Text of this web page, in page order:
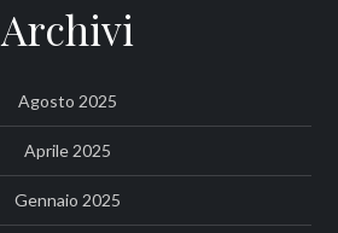
Archivi
Agosto 2025
Aprile 2025
Gennaio 2025